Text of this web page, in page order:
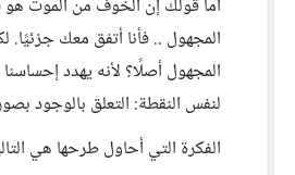
أما قولك إن الخوف من الموت
المجهول .. فأنا أتفق معك جزئيًا.
المجهول أصلًا؟ لأنه يهدد إحساسنا
لنفس النقطة: التعلق بالوجود
الفكرة التي أحاول طرحها هي